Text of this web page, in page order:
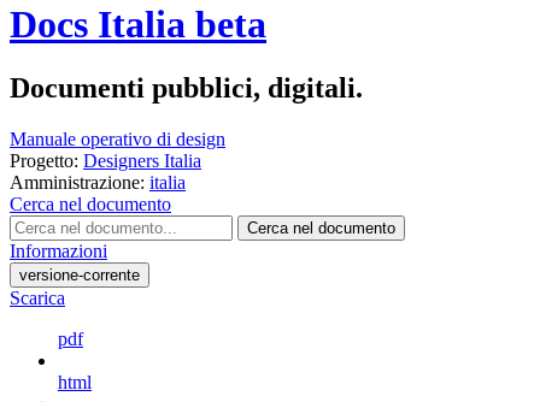
Docs Italia beta
Documenti pubblici, digitali.
Manuale operativo di design
Progetto: Designers Italia
Amministrazione: italia
Cerca nel documento
Cerca nel documento
Informazioni
versione-corrente
Scarica
pdf
html